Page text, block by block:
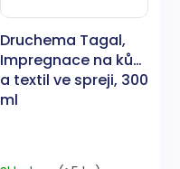
Druchema Tagal,
Impregnace na kůži
a textil ve spreji, 300
ml